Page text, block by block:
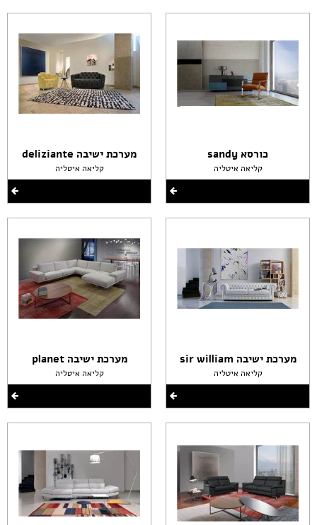
כורסא sandy
קליאה איטליה
מערכת ישיבה sir william
קליאה איטליה
מערכת ישיבה deliziante
קליאה איטליה
מערכת ישיבה planet
קליאה איטליה